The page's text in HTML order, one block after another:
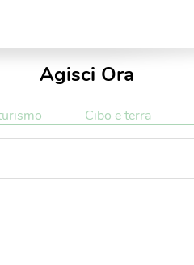
Agisci Ora
Cibo e terra